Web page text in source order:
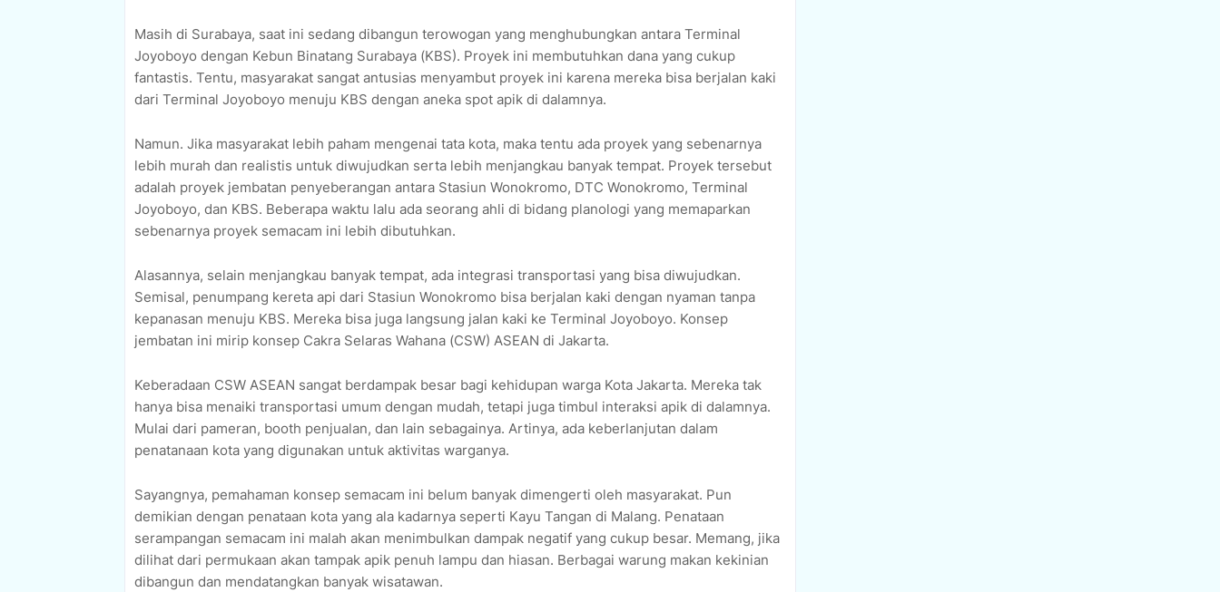
Masih di Surabaya, saat ini sedang dibangun terowogan yang menghubungkan antara Terminal
Joyoboyo dengan Kebun Binatang Surabaya (KBS). Proyek ini membutuhkan dana yang cukup
fantastis. Tentu, masyarakat sangat antusias menyambut proyek ini karena mereka bisa berjalan kaki
dari Terminal Joyoboyo menuju KBS dengan aneka spot apik di dalamnya.
Namun. Jika masyarakat lebih paham mengenai tata kota, maka tentu ada proyek yang sebenarnya
lebih murah dan realistis untuk diwujudkan serta lebih menjangkau banyak tempat. Proyek tersebut
adalah proyek jembatan penyeberangan antara Stasiun Wonokromo, DTC Wonokromo, Terminal
Joyoboyo, dan KBS. Beberapa waktu lalu ada seorang ahli di bidang planologi yang memaparkan
sebenarnya proyek semacam ini lebih dibutuhkan.
Alasannya, selain menjangkau banyak tempat, ada integrasi transportasi yang bisa diwujudkan.
Semisal, penumpang kereta api dari Stasiun Wonokromo bisa berjalan kaki dengan nyaman tanpa
kepanasan menuju KBS. Mereka bisa juga langsung jalan kaki ke Terminal Joyoboyo. Konsep
jembatan ini mirip konsep Cakra Selaras Wahana (CSW) ASEAN di Jakarta.
Keberadaan CSW ASEAN sangat berdampak besar bagi kehidupan warga Kota Jakarta. Mereka tak
hanya bisa menaiki transportasi umum dengan mudah, tetapi juga timbul interaksi apik di dalamnya.
Mulai dari pameran, booth penjualan, dan lain sebagainya. Artinya, ada keberlanjutan dalam
penatanaan kota yang digunakan untuk aktivitas warganya.
Sayangnya, pemahaman konsep semacam ini belum banyak dimengerti oleh masyarakat. Pun
demikian dengan penataan kota yang ala kadarnya seperti Kayu Tangan di Malang. Penataan
serampangan semacam ini malah akan menimbulkan dampak negatif yang cukup besar. Memang, jika
dilihat dari permukaan akan tampak apik penuh lampu dan hiasan. Berbagai warung makan kekinian
dibangun dan mendatangkan banyak wisatawan.